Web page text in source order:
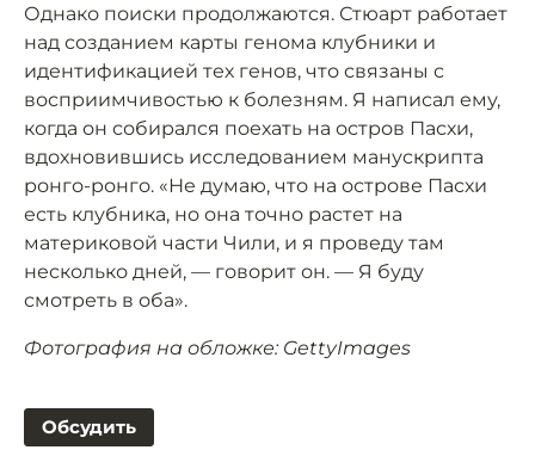
Однако поиски продолжаются. Стюарт работает
над созданием карты генома клубники и
идентификацией тех генов, что связаны с
восприимчивостью к болезням. Я написал ему,
когда он собирался поехать на остров Пасхи,
вдохновившись исследованием манускрипта
ронго-ронго. «Не думаю, что на острове Пасхи
есть клубника, но она точно растет на
материковой части Чили, и я проведу там
несколько дней, — говорит он. — Я буду
смотреть в оба».
Фотография на обложке: GettyImages
Обсудить